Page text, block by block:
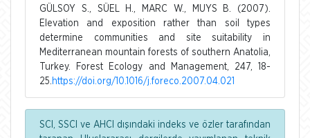
GÜLSOY S., SÜEL H., MARC W., MUYS B. (2007).
Elevation and exposition rather than soil types
determine communities and site suitability in
Mediterranean mountain forests of southern Anatolia,
Turkey. Forest Ecology and Management, 247, 18-
25. https://doi.org/10.1016/j.foreco.2007.04.021
SCI, SSCI ve AHCI dışındaki indeks ve özler tarafından